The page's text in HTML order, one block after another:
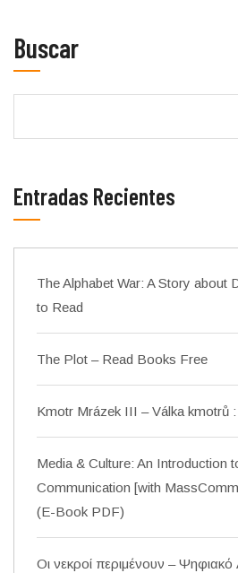
Buscar
Entradas Recientes
The Alphabet War: A Story about
to Read
The Plot – Read Books Free
Kmotr Mrázek III – Válka kmotrů
Media & Culture: An Introduction
Communication [with
(E-Book PDF)
Οι νεκροί περιμένουν – Ψηφιακό